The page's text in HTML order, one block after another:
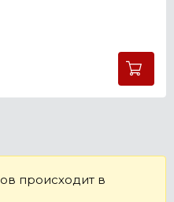
происходит в